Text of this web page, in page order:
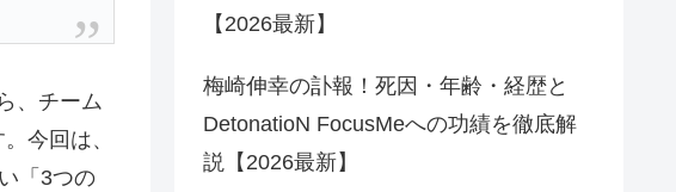
、チーム
今回は、
「3つの
【2026最新】
梅崎伸幸の訃報！死因・年齢・経歴と
DetonatioN FocusMeへの功績を徹底解
説【2026最新】